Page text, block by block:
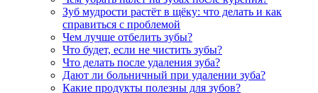
Зуб мудрости растёт в щёку: что делать и как
справиться с проблемой
Чем лучше отбелить зубы?
Что будет, если не чистить зубы?
Что делать после удаления зуба?
Дают ли больничный при удалении зуба?
Какие продукты полезны для зубов?